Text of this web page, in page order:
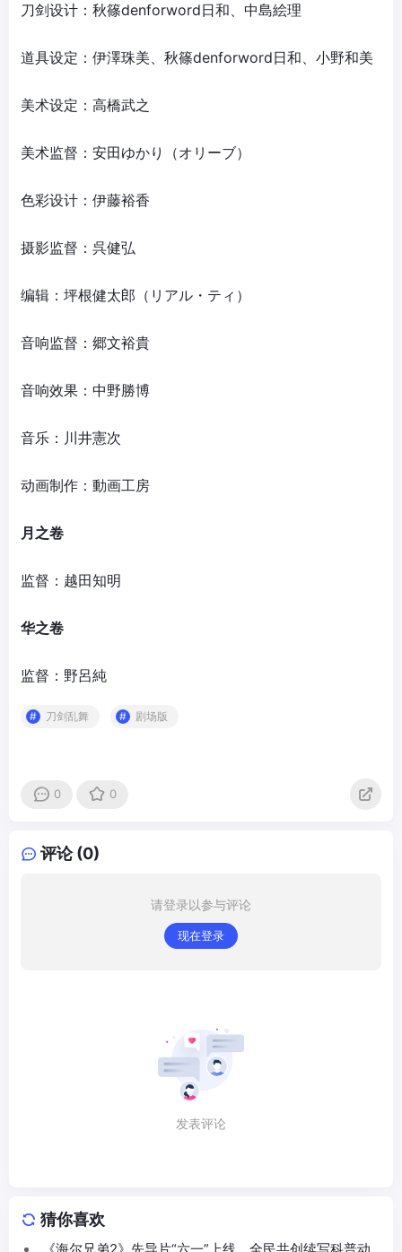
刀剑设计：秋篠denforword日和、中島絵理
道具设定：伊澤珠美、秋篠denforword日和、小野和美
美术设定：高橋武之
美术监督：安田ゆかり（オリーブ）
色彩设计：伊藤裕香
摄影监督：呉健弘
编辑：坪根健太郎（リアル・ティ）
音响监督：郷文裕貴
音响效果：中野勝博
音乐：川井憲次
动画制作：動画工房
月之卷
监督：越田知明
华之卷
监督：野呂純
刀剑乱舞 剧场版
0 0
评论 (0)
请登录以参与评论
现在登录
发表评论
猜你喜欢